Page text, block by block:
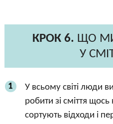
КРОК 6. ЩО
У
1
У всьому світі люди
робити зі сміття
сортують відходи і